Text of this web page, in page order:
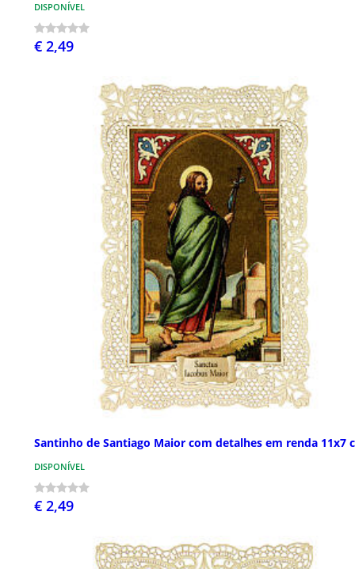
DISPONÍVEL
€ 2,49
Santinho de Santiago Maior com detalhes em renda 11x7
DISPONÍVEL
€ 2,49